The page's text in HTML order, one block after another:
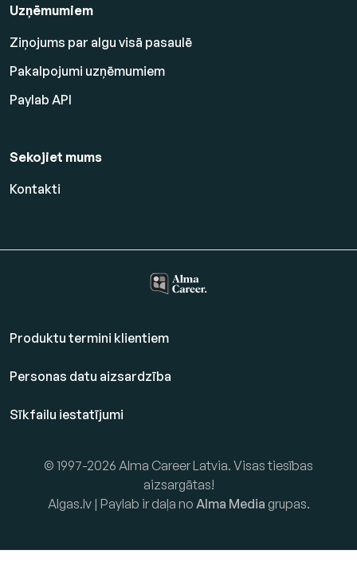
Uzņēmumiem
Ziņojums par algu visā pasaulē
Pakalpojumi uzņēmumiem
Paylab API
Sekojiet mums
Kontakti
Produktu termini klientiem
Personas datu aizsardzība
Sīkfailu iestatījumi
© 1997-2026 Alma Career Latvia. Visas tiesības
aizsargātas!
Algas.lv | Paylab ir daļa no Alma Media grupas.